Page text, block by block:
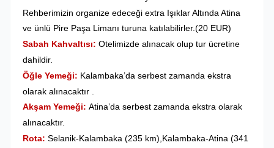
Rehberimizin organize edeceği extra Işıklar Altında Atina
ve ünlü Pire Paşa Limanı turuna katılabilirler.(20 EUR)
Sabah Kahvaltısı: Otelimizde alınacak olup tur ücretine
dahildir.
Öğle Yemeği: Kalambaka’da serbest zamanda ekstra
olarak alınacaktır .
Akşam Yemeği: Atina’da serbest zamanda ekstra olarak
alınacaktır.
Rota: Selanik-Kalambaka (235 km),Kalambaka-Atina (341